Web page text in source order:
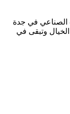
الصناعي في جدة
وتبقى في